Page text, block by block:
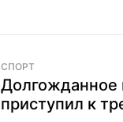
СПОРТ
Долгожданное
приступил к